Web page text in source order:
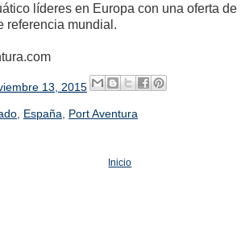
líderes en Europa con una oferta de
referencia mundial.
13, 2015
, España Port Aventura
Inicio